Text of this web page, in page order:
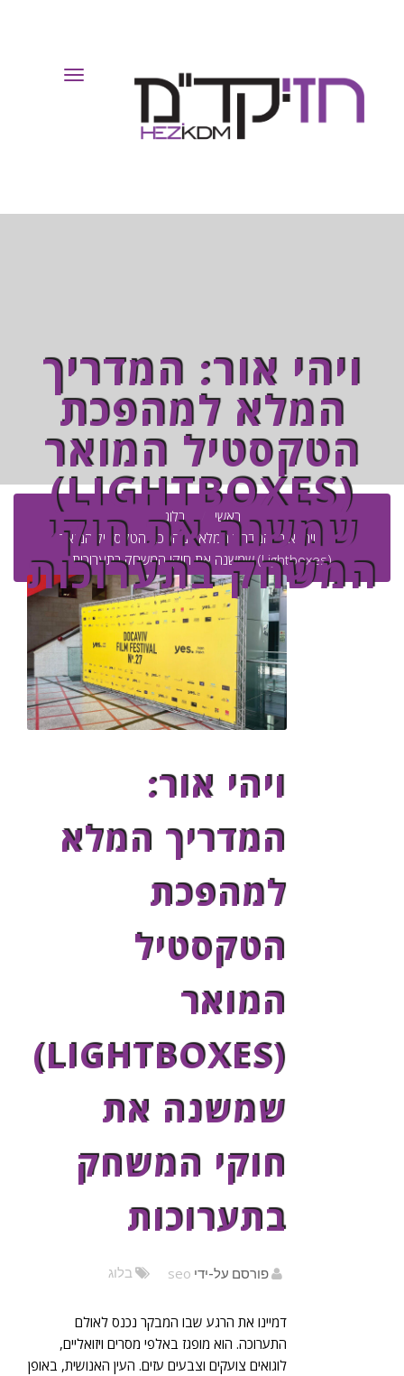
Toggle
ויהי אור: המדריך
המלא למהפכת
הטקסטיל המואר
(LIGHTBOXES)
שמשנה את חוקי
המשחק בתערוכות
ראשי
בלוג
ויהי אור: המדריך המלא למהפכת הטקסטיל המואר
(Lightboxes) שמשנה את חוקי המשחק בתערוכות
ויהי אור:
המדריך המלא
למהפכת
הטקסטיל
המואר
(LIGHTBOXES)
שמשנה את
חוקי המשחק
בתערוכות
פורסם על-ידי seo בלוג
דמיינו את הרגע שבו המבקר נכנס לאולם
התערוכה. הוא מופגז באלפי מסרים ויזואליים,
לוגואים צועקים וצבעים עזים. העין האנושית, באופן